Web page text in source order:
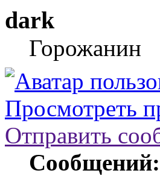
dark
Горожанин
Просмотреть
Отправить
Сообщений: